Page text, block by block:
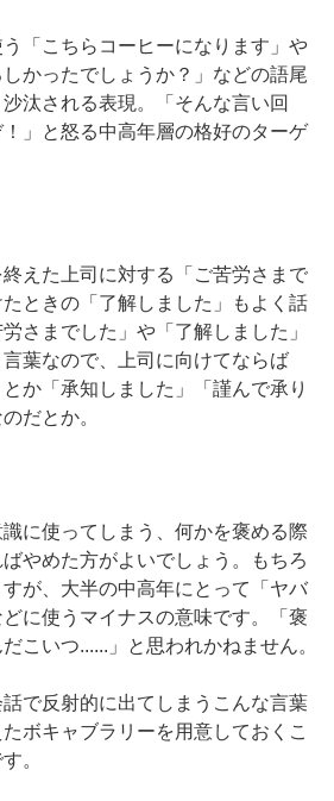
「こちらコーヒーになります」や
しかったでしょうか？」などの語尾
汰される表現。「そんな言い回
」と怒る中高年層の格好のターゲ
えた上司に対する「ご苦労さまで
ときの「了解しました」もよく話
さまでした」や「了解しました」
葉なので、上司に向けてならば
とか「承知しました」「謹んで承り
だとか。
に使ってしまう、何かを褒める際
やめた方がよいでしょう。もちろ
が、大半の中高年にとって「ヤバ
に使うマイナスの意味です。「褒
こいつ......」と思われかねません。
で反射的に出てしまうこんな言葉
ボキャブラリーを用意しておくこ
。